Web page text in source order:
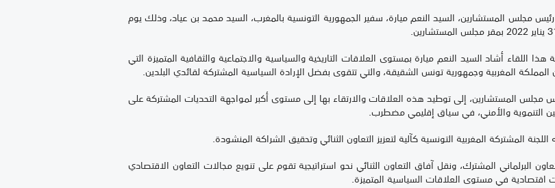
مجلس المستشارين، السيد النعم ميارة، سفير الجمهورية التونسية بالمغرب، السيد محمد بن عياد، وذلك يوم
هذا اللقاء أشاد السيد النعم ميارة بمستوى العلاقات التاريخية والسياسية والاجتماعية والثقافية المتميزة التي
المملكة المغربية وجمهورية تونس الشقيقة، والتي تتقوى بفضل الإرادة السياسية المشتركة لقائدي البلدين.
مجلس المستشارين، إلى توطيد هذه العلاقات والارتقاء بها إلى مستوى أكبر لمواجهة التحديات المشتركة على
التنموية والأمني، في سياق إقليمي مضطرب.
المشتركة المغربية التونسية كآلية لتعزيز التعاون الثنائي وتحقيق الشراكة المنشودة.
البرلماني المشترك، ونقل آفاق التعاون الثنائي نحو استراتيجية تقوم على تنويع مجالات التعاون الاقتصادي
اقتصادية في مستوى العلاقات السياسية المتميزة.